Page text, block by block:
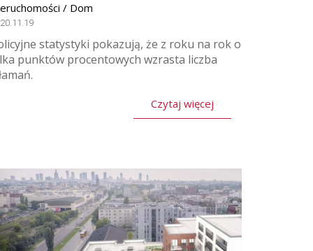
/ Dom
statystyki pokazują, że z roku na rok o
punktów procentowych wzrasta liczba
Czytaj więcej